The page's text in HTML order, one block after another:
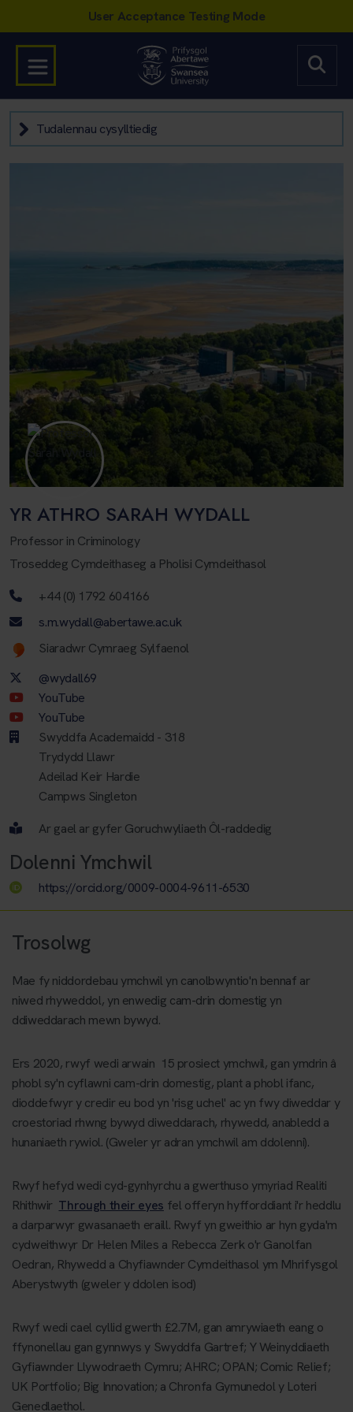
Tudalennau cysylltiedig
YR ATHRO SARAH WYDALL
Professor in Criminology
Troseddeg Cymdeithaseg a Pholisi Cymdeithasol
Rhif ffôn+44 (0) 1792 604166
Cyfeiriad ebost
s.m.wydall@abertawe.ac.uk
Welsh language proficiency
Siaradwr Cymraeg Sylfaenol
Twitter Account
@wydall69
Youtube Account
YouTube
Youtube Account
YouTube
Swyddfa Academaidd - 318
Trydydd Llawr
Adeilad Keir Hardie
Campws Singleton
Ar gael ar gyfer Goruchwyliaeth Ôl-raddedig
Dolenni Ymchwil
https://orcid.org/0009-0004-9611-6530
Trosolwg
Mae fy niddordebau ymchwil yn canolbwyntio'n bennaf ar
niwed rhyweddol, yn enwedig cam-drin domestig yn
ddiweddarach mewn bywyd.
Ers 2020, rwyf wedi arwain 15 prosiect ymchwil, gan ymdrin â
phobl sy'n cyflawni cam-drin domestig, plant a phobl ifanc,
dioddefwyr y credir eu bod yn 'risg uchel' ac yn fwy diweddar y
croestoriad rhwng bywyd diweddarach, rhywedd, anabledd a
hunaniaeth rywiol. (Gweler yr adran ymchwil am ddolenni).
Rwyf hefyd wedi cyd-gynhyrchu a gwerthuso ymyriad Realiti
Rhithwir Through their eyes fel offeryn hyfforddiant i'r heddlu
a darparwyr gwasanaeth eraill. Rwyf yn gweithio ar hyn gyda'm
cydweithwyr Dr Helen Miles a Rebecca Zerk o'r Ganolfan
Oedran, Rhywedd a Chyfiawnder Cymdeithasol ym Mhrifysgol
Aberystwyth (gweler y ddolen isod)
Rwyf wedi cael cyllid gwerth £2.7M, gan amrywiaeth eang o
ffynonellau gan gynnwys y Swyddfa Gartref; Y Weinyddiaeth
Gyfiawnder Llywodraeth Cymru; AHRC; OPAN; Comic Relief;
UK Portfolio; Big Innovation; a Chronfa Gymunedol y Loteri
Genedlaethol.